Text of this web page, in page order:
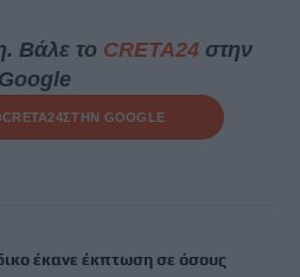
Βάλε το CRETA24στην
Google
CRETA24ΣΤΗΝ GOOGLE
έκανε έκπτωση σε όσους